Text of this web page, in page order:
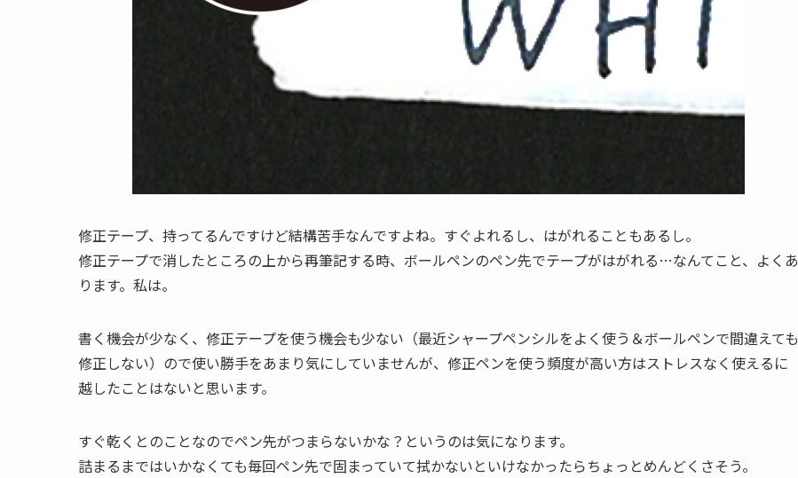
修正テープ、持ってるんですけど結構苦手なんですよね。すぐよれるし、はがれることもあるし。
修正テープで消したところの上から再筆記する時、ボールペンのペン先でテープがはがれる…なんてこと、よくあ
ります。私は。
書く機会が少なく、修正テープを使う機会も少ない（最近シャープペンシルをよく使う＆ボールペンで間違えても
修正しない）ので使い勝手をあまり気にしていませんが、修正ペンを使う頻度が高い方はストレスなく使えるに
越したことはないと思います。
すぐ乾くとのことなのでペン先がつまらないかな？というのは気になります。
詰まるまではいかなくても毎回ペン先で固まっていて拭かないといけなかったらちょっとめんどくさそう。